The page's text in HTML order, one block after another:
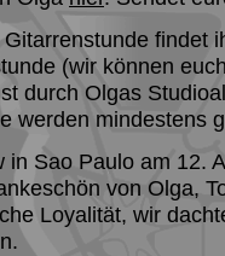
findet
(wir können
durch Olgas
werden mindestens
in Sao Paulo am 12.
von Olga,
Loyalität, wir